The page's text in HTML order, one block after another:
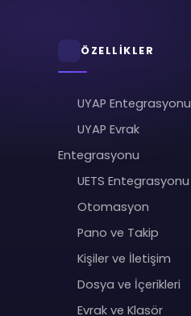
ÖZELLİKLER
UYAP Entegrasyonu
UYAP Evrak
Entegrasyonu
UETS Entegrasyonu
Otomasyon
Pano ve Takip
Kişiler ve İletişim
Dosya ve İçerikleri
Evrak ve Klasör